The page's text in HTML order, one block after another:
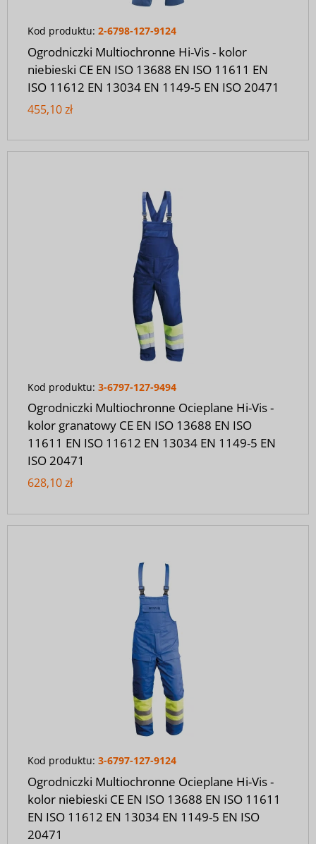
Kod produktu: 2-6798-127-9124
Ogrodniczki Multiochronne Hi-Vis - kolor
niebieski CE EN ISO 13688 EN ISO 11611 EN
ISO 11612 EN 13034 EN 1149-5 EN ISO 20471
455,10 zł
Kod produktu: 3-6797-127-9494
Ogrodniczki Multiochronne Ocieplane Hi-Vis -
kolor granatowy CE EN ISO 13688 EN ISO
11611 EN ISO 11612 EN 13034 EN 1149-5 EN
ISO 20471
628,10 zł
Kod produktu: 3-6797-127-9124
Ogrodniczki Multiochronne Ocieplane Hi-Vis -
kolor niebieski CE EN ISO 13688 EN ISO 11611
EN ISO 11612 EN 13034 EN 1149-5 EN ISO
20471